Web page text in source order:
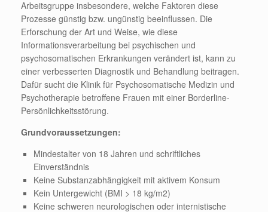
Arbeitsgruppe insbesondere, welche Faktoren diese
Prozesse günstig bzw. ungünstig beeinflussen. Die
Erforschung der Art und Weise, wie diese
Informationsverarbeitung bei psychischen und
psychosomatischen Erkrankungen verändert ist, kann zu
einer verbesserten Diagnostik und Behandlung beitragen.
Dafür sucht die Klinik für Psychosomatische Medizin und
Psychotherapie betroffene Frauen mit einer Borderline-
Persönlichkeitsstörung.
Grundvoraussetzungen:
Mindestalter von 18 Jahren und schriftliches
Einverständnis
Keine Substanzabhängigkeit mit aktivem Konsum
Kein Untergewicht (BMI > 18 kg/m2)
Keine schweren neurologischen oder internistische